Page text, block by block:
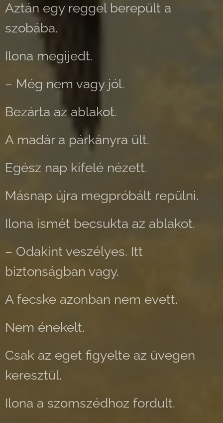
Aztán egy reggel berepült a
szobába.
Ilona megijedt.
– Még nem vagy jól.
Bezárta az ablakot.
A madár a párkányra ült.
Egész nap kifelé nézett.
Másnap újra megpróbált repülni.
Ilona ismét becsukta az ablakot.
– Odakint veszélyes. Itt
biztonságban vagy.
A fecske azonban nem evett.
Nem énekelt.
Csak az eget figyelte az üvegen
keresztül.
Ilona a szomszédhoz fordult.